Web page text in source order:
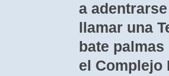
a
llamar una
bate
el Complejo